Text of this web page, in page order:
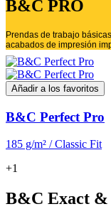
B&C PRO
Prendas de trabajo
acabados de impresión
Añadir a los favoritos
B&C Perfect Pro
185 g/m² / Classic Fit
+1
B&C Exact &